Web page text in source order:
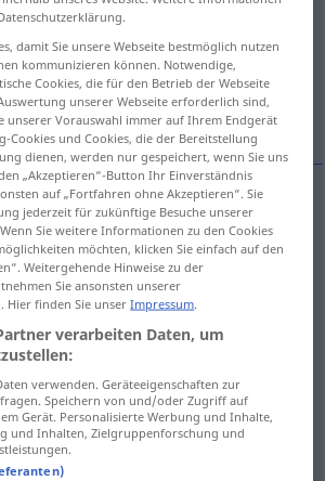
Übersetzung anklicken/antippen)
poche
(≈ Hodensack) SL
UMG
damit Sie unsere Webseite bestmöglich nutzen
kommunizieren können. Notwendige,
Cookies, die für den Betrieb der Webseite
unserer Webseite erforderlich sind,
unserer Vorauswahl immer auf Ihrem Endgerät
Cookies und Cookies, die der Bereitstellung
dienen, werden nur gespeichert, wenn Sie uns
„Akzeptieren“-Button Ihr Einverständnis
auf „Fortfahren ohne Akzeptieren“. Sie
jederzeit für zukünftige Besuche unserer
Sie weitere Informationen zu den Cookies
möchten, klicken Sie einfach auf den
Weitergehende Hinweise zu der
Sie ansonsten unserer
. Hier finden Sie unserImpressum.
verarbeiten Daten, um
verwenden. Geräteeigenschaften zur
Speichern von und/oder Zugriff auf
Gerät. Personalisierte Werbung und Inhalte,
und Inhalten, Zielgruppenforschung und